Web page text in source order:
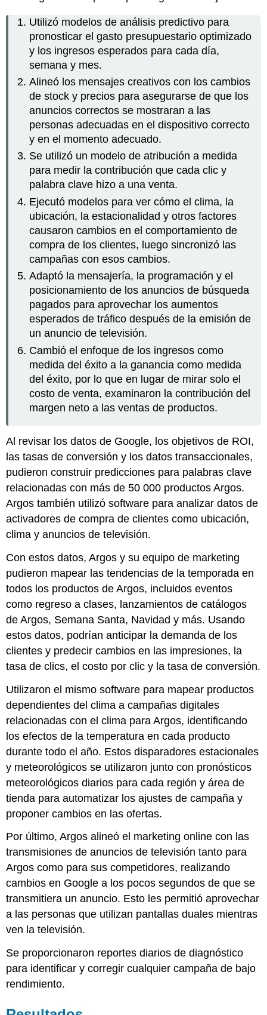
Utilizó modelos de análisis predictivo para
pronosticar el gasto presupuestario optimizado
y los ingresos esperados para cada día,
semana y mes.
Alineó los mensajes creativos con los cambios
de stock y precios para asegurarse de que los
anuncios correctos se mostraran a las
personas adecuadas en el dispositivo correcto
y en el momento adecuado.
Se utilizó un modelo de atribución a medida
para medir la contribución que cada clic y
palabra clave hizo a una venta.
Ejecutó modelos para ver cómo el clima, la
ubicación, la estacionalidad y otros factores
causaron cambios en el comportamiento de
compra de los clientes, luego sincronizó las
campañas con esos cambios.
Adaptó la mensajería, la programación y el
posicionamiento de los anuncios de búsqueda
pagados para aprovechar los aumentos
esperados de tráfico después de la emisión de
un anuncio de televisión.
Cambió el enfoque de los ingresos como
medida del éxito a la ganancia como medida
del éxito, por lo que en lugar de mirar solo el
costo de venta, examinaron la contribución del
margen neto a las ventas de productos.
Al revisar los datos de Google, los objetivos de ROI,
las tasas de conversión y los datos transaccionales,
pudieron construir predicciones para palabras clave
relacionadas con más de 50 000 productos Argos.
Argos también utilizó software para analizar datos de
activadores de compra de clientes como ubicación,
clima y anuncios de televisión.
Con estos datos, Argos y su equipo de marketing
pudieron mapear las tendencias de la temporada en
todos los productos de Argos, incluidos eventos
como regreso a clases, lanzamientos de catálogos
de Argos, Semana Santa, Navidad y más. Usando
estos datos, podrían anticipar la demanda de los
clientes y predecir cambios en las impresiones, la
tasa de clics, el costo por clic y la tasa de conversión.
Utilizaron el mismo software para mapear productos
dependientes del clima a campañas digitales
relacionadas con el clima para Argos, identificando
los efectos de la temperatura en cada producto
durante todo el año. Estos disparadores estacionales
y meteorológicos se utilizaron junto con pronósticos
meteorológicos diarios para cada región y área de
tienda para automatizar los ajustes de campaña y
proponer cambios en las ofertas.
Por último, Argos alineó el marketing online con las
transmisiones de anuncios de televisión tanto para
Argos como para sus competidores, realizando
cambios en Google a los pocos segundos de que se
transmitiera un anuncio. Esto les permitió aprovechar
a las personas que utilizan pantallas duales mientras
ven la televisión.
Se proporcionaron reportes diarios de diagnóstico
para identificar y corregir cualquier campaña de bajo
rendimiento.